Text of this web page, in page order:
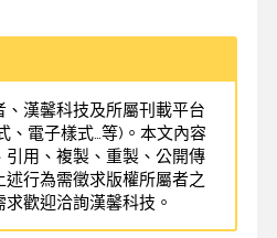
漢馨科技及所屬刊載平台
、電子樣式…等)。本文內容
用、複製、重製、公開傳
行為需徵求版權所屬者之
歡迎洽詢漢馨科技。